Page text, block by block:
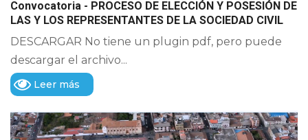
Convocatoria - PROCESO DE ELECCIÓN Y POSESIÓN DE
LAS Y LOS REPRESENTANTES DE LA SOCIEDAD CIVIL
DESCARGAR No tiene un plugin pdf, pero puede
descargar el archivo...
Leer más